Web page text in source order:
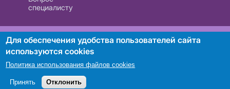
специалисту
РУП «Белтелеком». УНП 101007741
Поиск
Для обеспечения удобства пользователей сайта
используются cookies
Политика использования файлов cookies
Принять Отклонить